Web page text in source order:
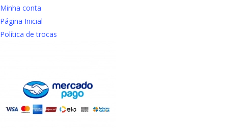
Minha conta
Página Inicial
Política de trocas